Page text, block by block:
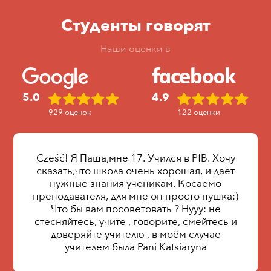
Студенты говорят
Наши оценки в
5.0
929 оценок
4.9
122 оценки
Cześć! Я Паша,мне 17. Учился в PfB. Хочу
сказать,что школа очень хорошая, и даёт
нужные знания ученикам. Косаемо
преподавателя, для мне он просто пушка:)
Что бы вам посоветовать ? Нууу: не
стесняйтесь, учите , говорите, смейтесь и
доверяйте учителю , в моём случае
учителем была Pani Katsiaryna